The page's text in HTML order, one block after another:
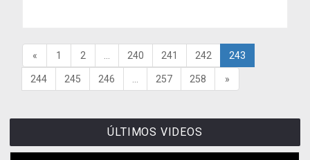
« 1 2 240 241 242 243
244 245 246 257 258 »
ÚLTIMOS VIDEOS